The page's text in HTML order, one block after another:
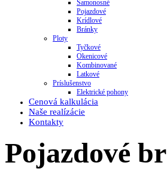
Samonosné
Pojazdové
Krídlové
Bránky
Ploty
Tyčkové
Okenicové
Kombinované
Latkové
Príslušenstvo
Elektrické pohony
Cenová kalkulácia
Naše realízácie
Kontakty
Pojazdové